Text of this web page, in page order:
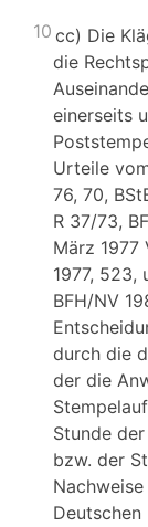
10 cc) Die
die
einerseits
Urteile
76, 70,
R 37/73,
März 1977
1977, 523,
BFH/NV
durch die
der die
Stunde
bzw. der